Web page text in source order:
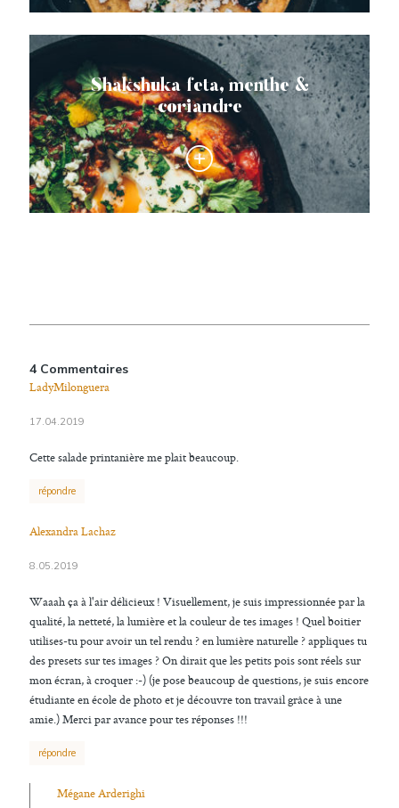
Shakshuka feta, menthe &
coriandre
4 Commentaires
LadyMilonguera
17.04.2019
Cette salade printanière me plait beaucoup.
répondre
Alexandra Lachaz
8.05.2019
Waaah ça à l'air délicieux ! Visuellement, je suis impressionnée par la
qualité, la netteté, la lumière et la couleur de tes images ! Quel boitier
utilises-tu pour avoir un tel rendu ? en lumière naturelle ? appliques tu
des presets sur tes images ? On dirait que les petits pois sont réels sur
mon écran, à croquer :-) (je pose beaucoup de questions, je suis encore
étudiante en école de photo et je découvre ton travail grâce à une
amie.) Merci par avance pour tes réponses !!!
répondre
Mégane Arderighi